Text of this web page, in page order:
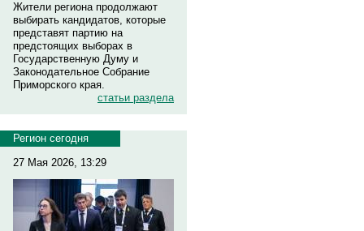
Жители региона продолжают
выбирать кандидатов, которые
представят партию на
предстоящих выборах в
Государственную Думу и
Законодательное Собрание
Приморского края.
статьи раздела
Регион сегодня
27 Мая 2026, 13:29